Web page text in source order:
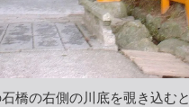
橋の右側の川底を覗き込むと